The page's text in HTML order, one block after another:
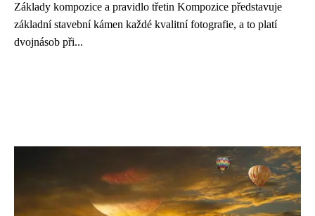
Základy kompozice a pravidlo třetin Kompozice představuje
základní stavební kámen každé kvalitní fotografie, a to platí
dvojnásob při...